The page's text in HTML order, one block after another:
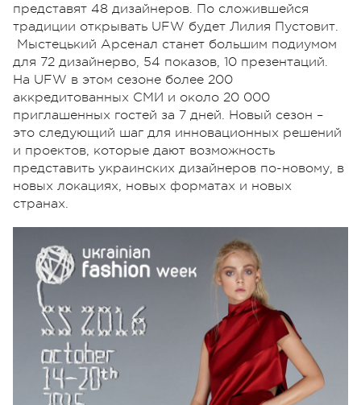
представят 48 дизайнеров. По сложившейся
традиции открывать UFW будет Лилия Пустовит.
Мыстецький Арсенал станет большим подиумом
для 72 дизайнерво, 54 показов, 10 презентаций.
На UFW в этом сезоне более 200
аккредитованных СМИ и около 20 000
приглашенных гостей за 7 дней. Новый сезон –
это следующий шаг для инновационных решений
и проектов, которые дают возможность
представить украинских дизайнеров по-новому, в
новых локациях, новых форматах и новых
странах.